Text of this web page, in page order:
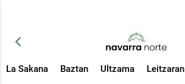
chevron_left
La Sakana Baztan Ultzama Leitzaran